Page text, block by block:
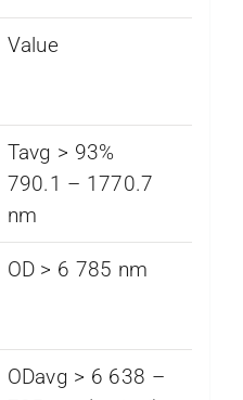
Value
Tavg > 93%
790.1 – 1770.7
nm
OD > 6 785 nm
ODavg > 6 638 –